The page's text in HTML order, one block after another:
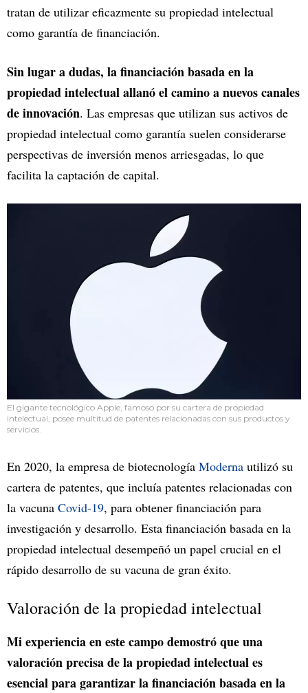
tratan de utilizar eficazmente su propiedad intelectual
como garantía de financiación.
Sin lugar a dudas, la financiación basada en la
propiedad intelectual allanó el camino a nuevos canales
de innovación. Las empresas que utilizan sus activos de
propiedad intelectual como garantía suelen considerarse
perspectivas de inversión menos arriesgadas, lo que
facilita la captación de capital.
El gigante tecnológico Apple, famoso por su cartera de propiedad
intelectual, posee multitud de patentes relacionadas con sus productos y
servicios.
En 2020, la empresa de biotecnología Moderna utilizó su
cartera de patentes, que incluía patentes relacionadas con
la vacuna Covid-19, para obtener financiación para
investigación y desarrollo. Esta financiación basada en la
propiedad intelectual desempeñó un papel crucial en el
rápido desarrollo de su vacuna de gran éxito.
Valoración de la propiedad intelectual
Mi experiencia en este campo demostró que una
valoración precisa de la propiedad intelectual es
esencial para garantizar la financiación basada en la